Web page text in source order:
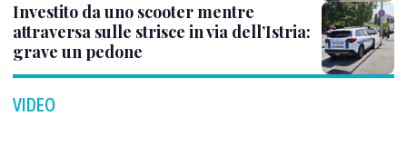
Investito da uno scooter mentre
attraversa sulle strisce in via dell’Istria:
grave un pedone
VIDEO